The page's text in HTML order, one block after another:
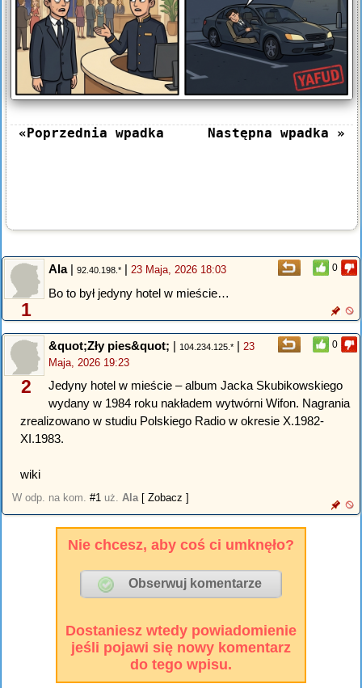
«Poprzednia wpadka Następna wpadka »
0
1
Ala| 92.40.198.* | 23 Maja, 2026 18:03
Bo to był jedyny hotel w mieście…
0
2
&quot;Zły pies&quot; | 104.234.125.* | 23
Maja, 2026 19:23
Jedyny hotel w mieście – album Jacka Skubikowskiego
wydany w 1984 roku nakładem wytwórni Wifon. Nagrania
zrealizowano w studiu Polskiego Radio w okresie X.1982-
XI.1983.
wiki
W odp. na kom. #1 uż. Ala [ Zobacz ]
Nie chcesz, aby coś ci umknęło?
Dostaniesz wtedy powiadomienie
jeśli pojawi się nowy komentarz
do tego wpisu.